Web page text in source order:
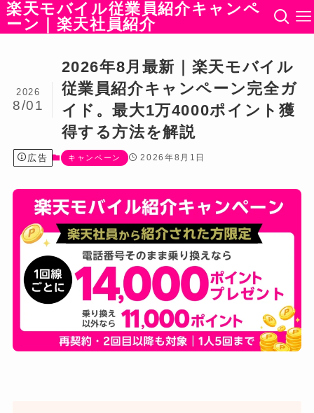
楽天モバイル従業員紹介キャンペ
ーン｜楽天社員紹介
2026年8月最新｜楽天モバイル
従業員紹介キャンペーン完全ガ
イド。最大1万4000ポイント獲
得する方法を解説
2026
8/01
広告 キャンペーン 2026年8月1日